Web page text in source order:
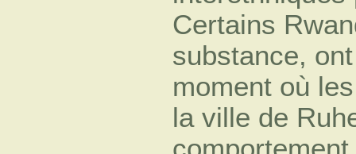
Certains
substance,
moment où
la ville de